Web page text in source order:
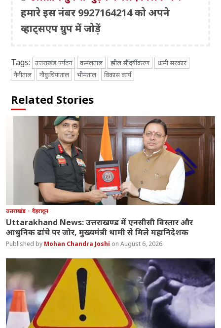
हमारे इस नंबर 9927164214 को अपने
व्हाट्सएप ग्रुप में जोड़ें
Tags: उत्तराखंड पर्यटन कमलताल झील सौंदर्यीकरण
धामी सरकार
नैनीताल
नौकुचियाताल भीमताल विकास कार्य
Related Stories
उत्तराखंड देहरादून
Uttarakhand News: उत्तराखण्ड में एनसीसी विस्तार और
आधुनिक ढांचे पर जोर, मुख्यमंत्री धामी से मिले महानिदेशक
Mohan Chandra Joshi August 6, 2026